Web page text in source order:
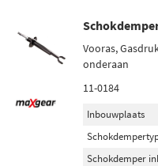
Vooras,
onderaan
11-0184
Inbouwplaats
Schokdemper